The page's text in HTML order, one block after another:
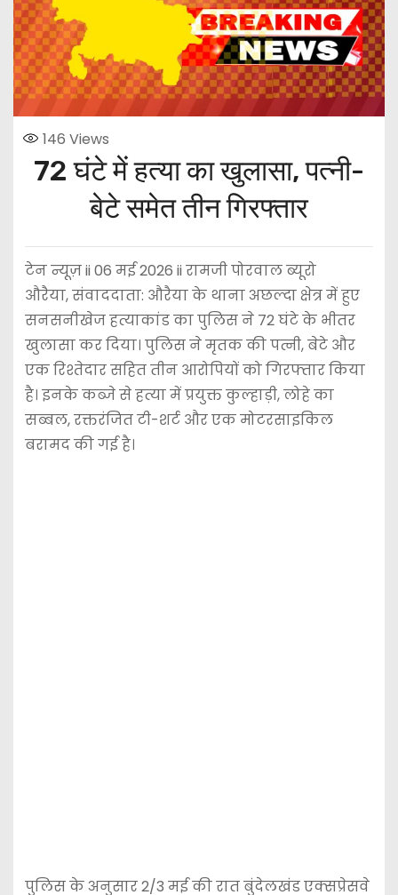
146 Views
72 घंटे में हत्या का खुलासा, पत्नी-
बेटे समेत तीन गिरफ्तार
टेन न्यूज़ ii 06 मई 2026 ii रामजी पोरवाल ब्यूरो
औरैया, संवाददाता: औरैया के थाना अछल्दा क्षेत्र में हुए
सनसनीखेज हत्याकांड का पुलिस ने 72 घंटे के भीतर
खुलासा कर दिया। पुलिस ने मृतक की पत्नी, बेटे और
एक रिश्तेदार सहित तीन आरोपियों को गिरफ्तार किया
है। इनके कब्जे से हत्या में प्रयुक्त कुल्हाड़ी, लोहे का
सब्बल, रक्तरंजित टी-शर्ट और एक मोटरसाइकिल
बरामद की गई है।
पुलिस के अनुसार 2/3 मई की रात बुंदेलखंड एक्सप्रेसवे